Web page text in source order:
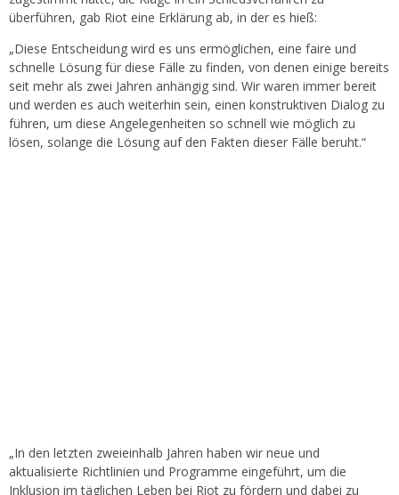
überführen, gab Riot eine Erklärung ab, in der es hieß:
„Diese Entscheidung wird es uns ermöglichen, eine faire und
schnelle Lösung für diese Fälle zu finden, von denen einige bereits
seit mehr als zwei Jahren anhängig sind. Wir waren immer bereit
und werden es auch weiterhin sein, einen konstruktiven Dialog zu
führen, um diese Angelegenheiten so schnell wie möglich zu
lösen, solange die Lösung auf den Fakten dieser Fälle beruht.“
„In den letzten zweieinhalb Jahren haben wir neue und
aktualisierte Richtlinien und Programme eingeführt, um die
Inklusion im täglichen Leben bei Riot zu fördern und dabei zu